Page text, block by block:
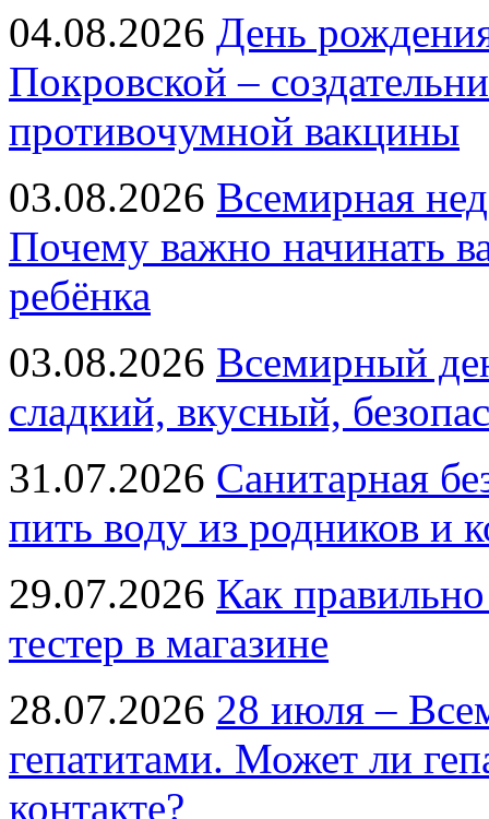
04.08.2026 День
Покровской –
противочумной вакцины
03.08.2026 Всемирная
Почему важно начинать
ребёнка
03.08.2026 Всемирный
сладкий, вкусный,
31.07.2026 Санитарная
пить воду из родников и
29.07.2026 Как
тестер в магазине
28.07.2026 28 июля –
гепатитами. Может ли
контакте?